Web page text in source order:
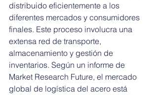
distribuido eficientemente a los
diferentes mercados y consumidores
finales. Este proceso involucra una
extensa red de transporte,
almacenamiento y gestión de
inventarios. Según un informe de
Market Research Future, el mercado
global de logística del acero está